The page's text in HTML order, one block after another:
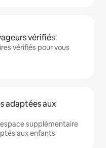
vérifiés
vérifiés pour vous
adaptées aux
supplémentaire
aux enfants